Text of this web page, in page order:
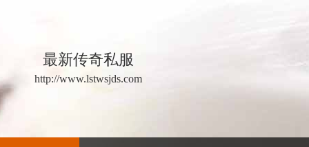
最新传奇私服
http://www.lstwsjds.com